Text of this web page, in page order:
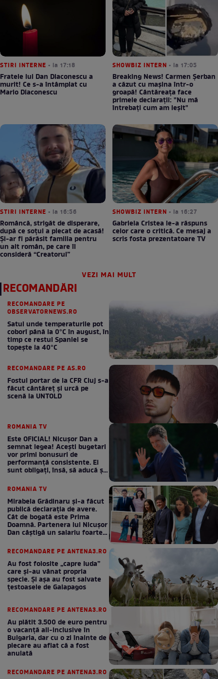
STIRI INTERNE • la 17:18
Fratele lui Dan Diaconescu a
murit! Ce s-a întâmplat cu
Mario Diaconescu
SHOWBIZ INTERN • la 17:05
Breaking News! Carmen Șerban
a căzut cu mașina într-o
groapă! Cântăreața face
primele declarații: "Nu mă
întrebați cum am ieșit"
STIRI INTERNE • la 16:56
Româncă, strigăt de disperare,
după ce soțul a plecat de acasă!
Și-ar fi părăsit familia pentru
un alt român, pe care îl
consideră “Creatorul”
SHOWBIZ INTERN • la 16:27
Gabriela Cristea le-a răspuns
celor care o critică. Ce mesaj a
scris fosta prezentatoare TV
VEZI MAI MULT
RECOMANDĂRI
RECOMANDARE PE
OBSERVATORNEWS.RO
Satul unde temperaturile pot
coborî până la 0°C în august, în
timp ce restul Spaniei se
topește la 40°C
RECOMANDARE PE AS.RO
Fostul portar de la CFR Cluj s-a
făcut cântăreţ şi urcă pe
scenă la UNTOLD
ROMANIA TV
Este OFICIAL! Nicușor Dan a
semnat legea! Acești bugetari
vor primi bonusuri de
performanță consistente. Ei
sunt obligați, însă, să aducă și
ROMANIA TV
Mirabela Grădinaru și-a făcut
publică declarația de avere.
Cât de bogată este Prima
Doamnă. Partenera lui Nicușor
Dan câștigă un salariu foarte
RECOMANDARE PE ANTENA3.RO
Au fost folosite „capre Iuda”
care și-au vânat propria
specie. Și așa au fost salvate
țestoasele de Galapagos
RECOMANDARE PE ANTENA3.RO
Au plătit 3.500 de euro pentru
o vacanță all-inclusive în
Bulgaria, dar cu o zi înainte de
plecare au aflat că a fost
anulată
RECOMANDARE PE ANTENA3.RO